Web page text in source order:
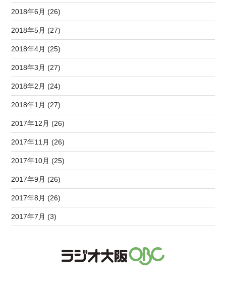
2018年6月 (26)
2018年5月 (27)
2018年4月 (25)
2018年3月 (27)
2018年2月 (24)
2018年1月 (27)
2017年12月 (26)
2017年11月 (26)
2017年10月 (25)
2017年9月 (26)
2017年8月 (26)
2017年7月 (3)